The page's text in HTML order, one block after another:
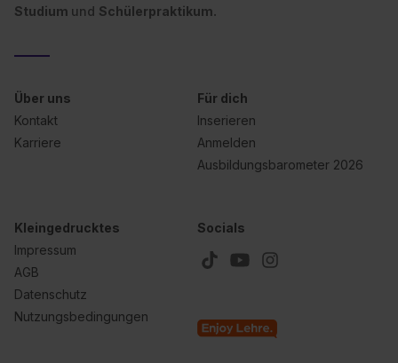
Studium und Schülerpraktikum.
Über uns
Kontakt
Karriere
Für dich
Inserieren
Anmelden
Ausbildungsbarometer 2026
Kleingedrucktes
Impressum
AGB
Datenschutz
Nutzungsbedingungen
Socials